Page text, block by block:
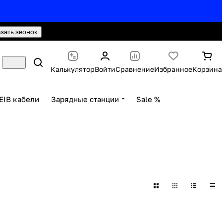
звонок
КалькуляторВойтиСравнениеИзбранноеКорзина
кабели Зарядные станции Sale %